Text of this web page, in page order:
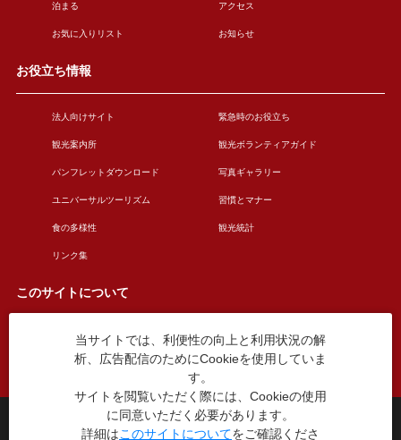
泊まる アクセス
お気に入りリスト お知らせ
お役立ち情報
法人向けサイト 緊急時のお役立ち
観光案内所 観光ボランティアガイド
パンフレットダウンロード 写真ギャラリー
ユニバーサルツーリズム 習慣とマナー
食の多様性 観光統計
リンク集
このサイトについて
このサイトについて 広告掲載について
お問い合わせ
台東区役所観光課
〒110-8615 東京都台東区東上野4丁目5番6号
当サイトでは、利便性の向上と利用状況の解
析、広告配信のためにCookieを使用していま
す。
サイトを閲覧いただく際には、Cookieの使用
に同意いただく必要があります。
詳細はこのサイトについてをご確認くださ